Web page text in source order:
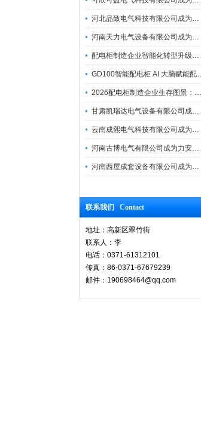
河北品致电气科技有限公司成为力安电易云战略合作伙伴，共创智能配电新未来
河南天力电气设备有限公司成为力安电易云战略合作伙伴，共创智能配电新未来
配电柜制造企业智能化转型升级研讨会在力安成功举办
GD100智能配电柜 AI 大
2026配电柜制造企业生存图景：市场、政策与智能化转型路径
甘肃凯瑞达电气设备有限公司成为电易云战略合作伙伴，共创智能配电新未来
云南成熙电气科技有限公司成为力安电易云战略合作伙伴，共创智能配电新未来
河南古博电气有限公司成为力安电易云战略合作伙伴，共创智能配电新未来！
河南西屋成套设备有限公司成为力安电易云战略合作伙伴，共创智能配电新未来
联系我们 Contact
地址：高新区翠竹街
联系人：李
电话：0371-61312101
传真：86-0371-67679239
邮件：190698464@qq.com